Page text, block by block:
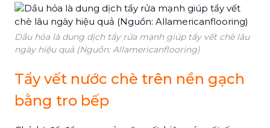
Dầu hỏa là dung dịch tẩy rửa mạnh giúp tẩy vết chè lâu
ngày hiệu quả (Nguồn: Allamericanflooring)
Tẩy vết nước chè trên nền gạch
bằng tro bếp